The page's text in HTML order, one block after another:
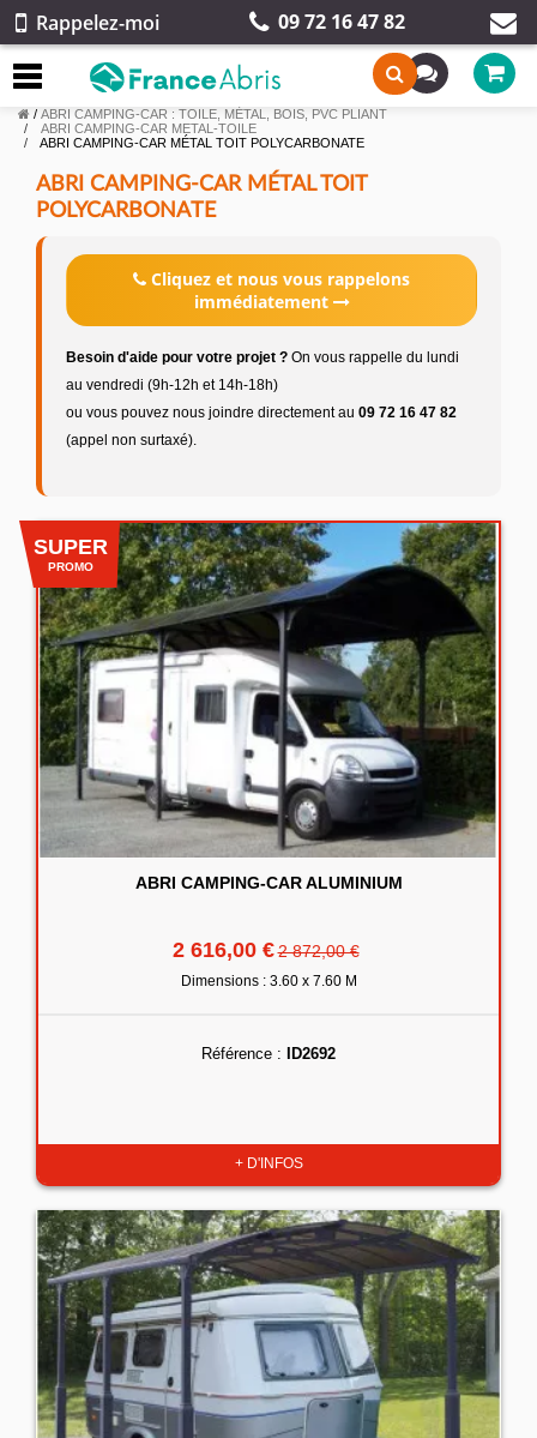
Rappelez-moi 09 72 16 47 82
/ ABRI CAMPING-CAR : TOILE, MÉTAL, BOIS, PVC PLIANT
ABRI CAMPING-CAR METAL-TOILE
ABRI CAMPING-CAR MÉTAL TOIT POLYCARBONATE
ABRI CAMPING-CAR MÉTAL TOIT
POLYCARBONATE
Cliquez et nous vous rappelons
immédiatement
Besoin d'aide pour votre projet ? On vous rappelle du lundi
au vendredi (9h-12h et 14h-18h)
ou vous pouvez nous joindre directement au 09 72 16 47 82
(appel non surtaxé).
SUPER
PROMO
ABRI CAMPING-CAR ALUMINIUM
2 616,00 €2 872,00 €
Dimensions : 3.60 x 7.60 M
Référence : ID2692
+ D'INFOS